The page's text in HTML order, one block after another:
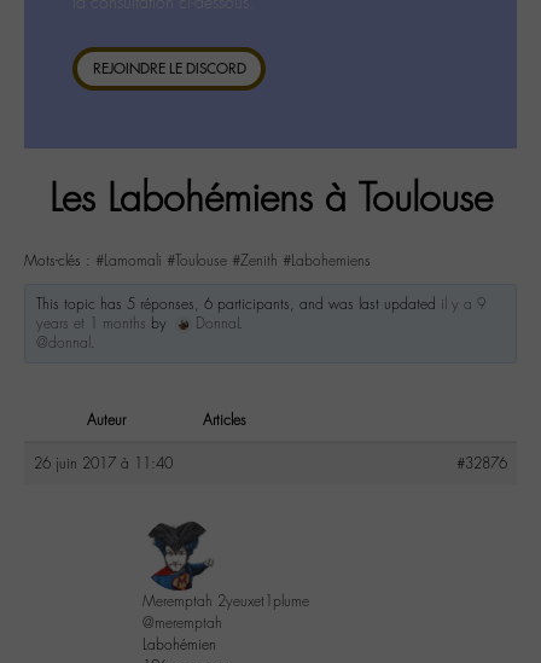
REJOINDRE LE DISCORD
Les Labohémiens à Toulouse
Mots-clés : #Lamomali #Toulouse #Zenith #Labohemiens
This topic has 5 réponses, 6 participants, and was last updated il y a 9
years et 1 months by
DonnaL
@donnal .
Auteur Articles
26 juin 2017 à 11:40 #32876
Meremptah 2yeuxet1plume
@meremptah
Labohémien